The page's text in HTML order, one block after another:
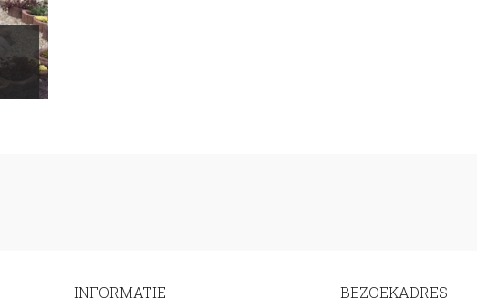
INFORMATIE BEZOEKADRES